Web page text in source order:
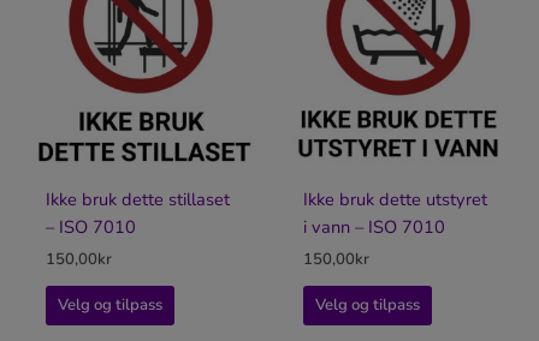
Ikke bruk dette stillaset
– ISO 7010
150,00kr
Velg og tilpass
Ikke bruk dette utstyret
i vann – ISO 7010
150,00kr
Velg og tilpass